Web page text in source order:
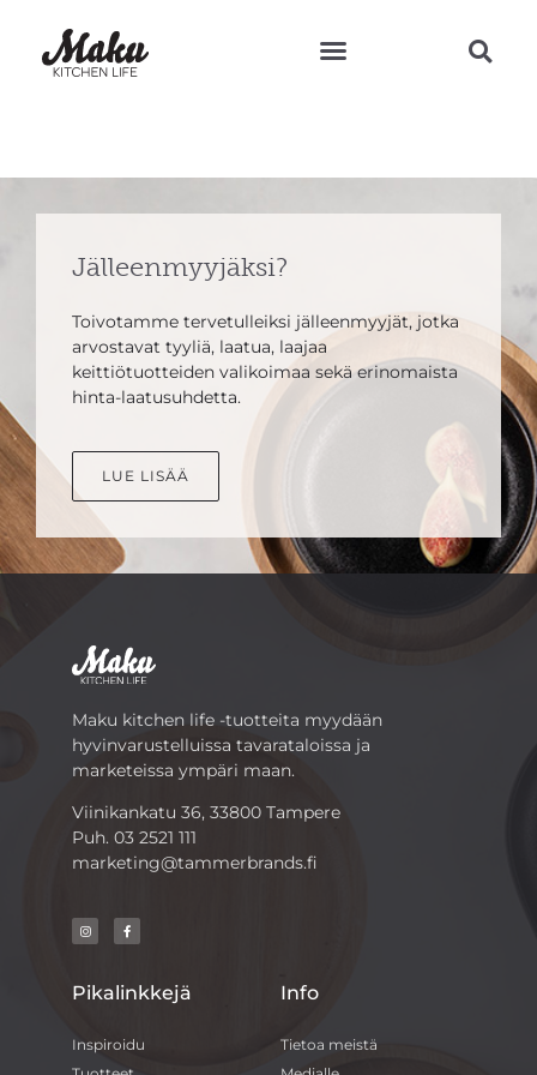
Jälleenmyyjäksi?
Toivotamme tervetulleiksi jälleenmyyjät, jotka
arvostavat tyyliä, laatua, laajaa
keittiötuotteiden valikoimaa sekä erinomaista
hinta-laatusuhdetta.
LUE LISÄÄ
Maku kitchen life -tuotteita myydään
hyvinvarustelluissa tavarataloissa ja
marketeissa ympäri maan.
Viinikankatu 36, 33800 Tampere
Puh. 03 2521 111
marketing@tammerbrands.fi
Pikalinkkejä
Inspiroidu
Info
Tietoa meistä